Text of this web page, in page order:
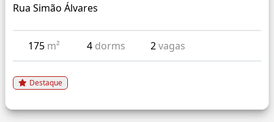
Rua Simão Álvares
175 m² 4 dorms 2vagas
Destaque